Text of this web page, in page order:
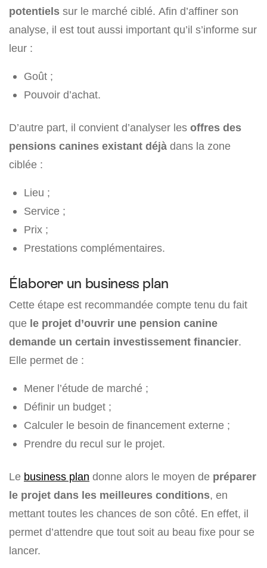
potentiels sur le marché ciblé. Afin d’affiner son
analyse, il est tout aussi important qu’il s’informe sur
leur :
Goût ;
Pouvoir d’achat.
D’autre part, il convient d’analyser les offres des
pensions canines existant déjà dans la zone
ciblée :
Lieu ;
Service ;
Prix ;
Prestations complémentaires.
Élaborer un business plan
Cette étape est recommandée compte tenu du fait
que le projet d’ouvrir une pension canine
demande un certain investissement financier.
Elle permet de :
Mener l’étude de marché ;
Définir un budget ;
Calculer le besoin de financement externe ;
Prendre du recul sur le projet.
Le business plan donne alors le moyen de préparer
le projet dans les meilleures conditions, en
mettant toutes les chances de son côté. En effet, il
permet d’attendre que tout soit au beau fixe pour se
lancer.